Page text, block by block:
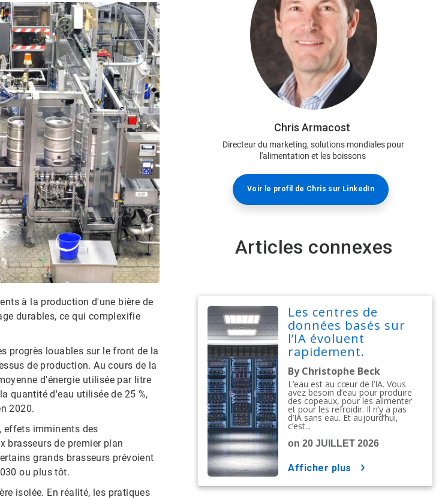
à la production d'une bière de
durables, ce qui complexifie
progrès louables sur le front de la
de production.​​​​​​​ Au cours de la
d'énergie utilisée par litre
quantité d'eau utilisée de 25 %,
2020.​​​​​​​
effets imminents des
brasseurs de premier plan
grands brasseurs prévoient
ou plus tôt.
isolée. En réalité, les pratiques
Chris Armacost
Directeur du marketing, solutions mondiales pour
l'alimentation et les boissons​​​​​​​
Voir le profil de Chris sur LinkedIn​​​​​​​
Articles connexes
Les centres de
données basés sur
l’IA évoluent
rapidement.
Construisons-les de
la bonne façon.
By Christophe Beck
L’eau est au cœur de l’IA. Vous
avez besoin d’eau pour produire
des copeaux, pour les alimenter
et pour les refroidir. Il n’y a pas
d’IA sans eau. Et aujourd’hui,
c’est...
on 20 JUILLET 2026
afficher plus